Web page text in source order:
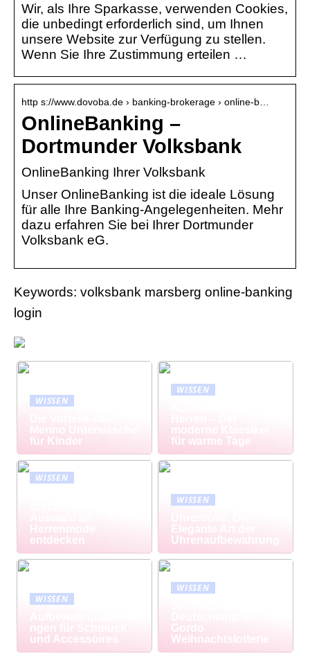
Wir, als Ihre Sparkasse, verwenden Cookies,
die unbedingt erforderlich sind, um Ihnen
unsere Website zur Verfügung zu stellen.
Wenn Sie Ihre Zustimmung erteilen …
http s://www.dovoba.de › banking-brokerage › online-b…
OnlineBanking –
Dortmunder Volksbank
OnlineBanking Ihrer Volksbank
Unser OnlineBanking ist die ideale Lösung
für alle Ihre Banking-Angelegenheiten. Mehr
dazu erfahren Sie bei Ihrer Dortmunder
Volksbank eG.
Keywords: volksbank marsberg online-banking
login
WISSEN
Merino Unterwäsche
für Kinder
WISSEN
moderne Klassiker
für warme Tage
WISSEN
Herrenmode
entdecken
WISSEN
Elegante Art der
Uhrenaufbewahrung
WISSEN
ngen für Schmuck
und Accessoires
WISSEN
Gordo
Weihnachtslotterie